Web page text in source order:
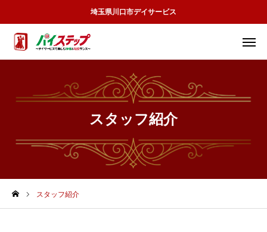
埼玉県川口市デイサービス
スタッフ紹介
スタッフ紹介
見学予約
アクセス
施設案内
職場環境等要件の公表について